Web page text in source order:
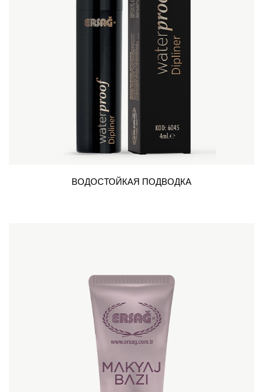
ВОДОСТОЙКАЯ ПОДВОДКА